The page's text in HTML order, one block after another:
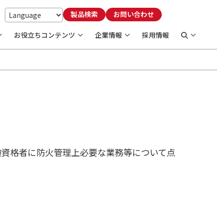
お役立ちコンテンツ 企業情報 採用情報
製品検索 お問い合わせ
格者に防火管理上必要な業務等について点